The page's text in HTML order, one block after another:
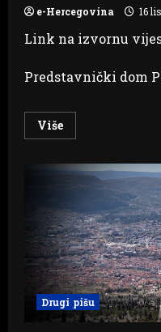
e-Hercegovina 16
Link na izvornu
Predstavnički dom
VišeRead
more
dom
usvojio
o
strožim
kaznama
za
bahatu
vožnju
Drugi pišu